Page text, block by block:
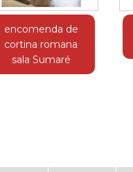
encomenda de
cortina romana
sala Sumaré